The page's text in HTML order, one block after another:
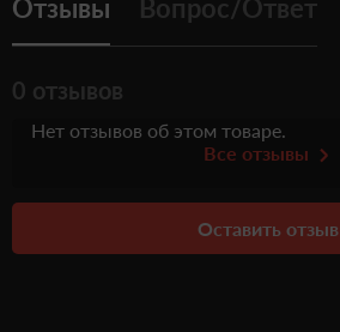
Отзывы Вопрос/Ответ
0 отзывов
Нет отзывов об этом товаре.
Все отзывы
Оставить отзыв